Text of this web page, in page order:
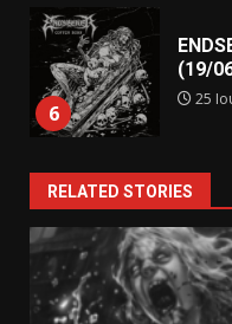
6
(19/
25
RELATED STORIES